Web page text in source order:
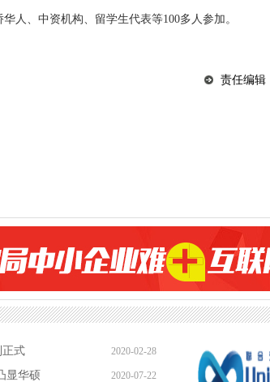
、中资机构、留学生代表等100多人参加。
责任编辑
正式 2020-02-28
显华硕 2020-07-22